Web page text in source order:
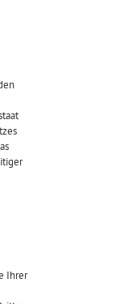
Ihrer